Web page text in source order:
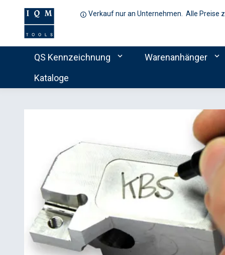
Verkauf nur an Unternehmen. Alle Preise
QS Kennzeichnung expand_more Warenanhänger expand_more
Kataloge